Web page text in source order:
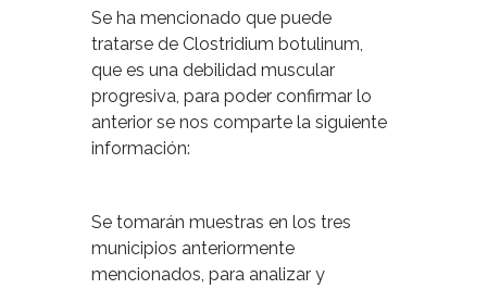
Se ha mencionado que puede
tratarse de Clostridium botulinum,
que es una debilidad muscular
progresiva, para poder confirmar lo
anterior se nos comparte la siguiente
información:
Se tomarán muestras en los tres
municipios anteriormente
mencionados, para analizar y